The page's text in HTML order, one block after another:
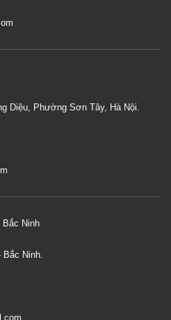
Diệu, Phường Sơn Tây, Hà Nội.
Bắc Ninh
Bắc Ninh.